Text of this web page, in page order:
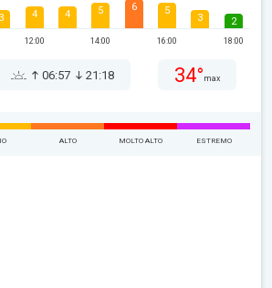
3 4
12:00
4 5
14:00
6 5
16:00
3 2
18:00
06:57 21:18 34° max
ALTO MOLTO ALTO ESTREMO